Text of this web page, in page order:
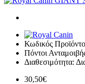
Κωδικός
Πόντοι
Διαθεσιμότητα:
30,50€